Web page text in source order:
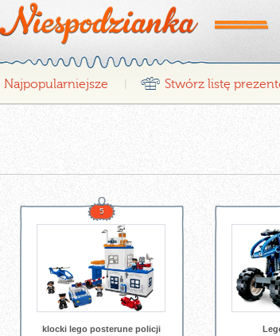
Najpopularniejsze r Stwórz listę
5
klocki lego posterune policji